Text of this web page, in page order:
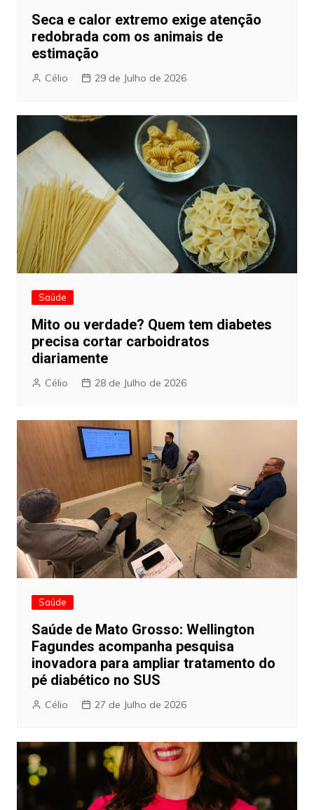
Seca e calor extremo exige atenção
redobrada com os animais de
estimação
Célio 29 de Julho de 2026
Saúde
Mito ou verdade? Quem tem diabetes
precisa cortar carboidratos
diariamente
Célio 28 de Julho de 2026
Saúde
Saúde de Mato Grosso: Wellington
Fagundes acompanha pesquisa
inovadora para ampliar tratamento do
pé diabético no SUS
Célio 27 de Julho de 2026